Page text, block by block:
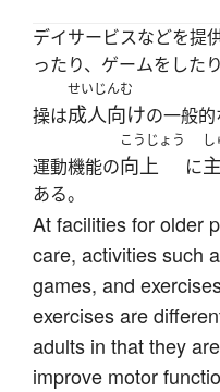
デイサービスなどを提
ったり、ゲームをした
操は
せいじんむ
成人向けの一般
運動機能の
こうじょう
向上 に
ある。
At facilities for older
care, activities such
games, and
exercises are
adults in that they
improve motor